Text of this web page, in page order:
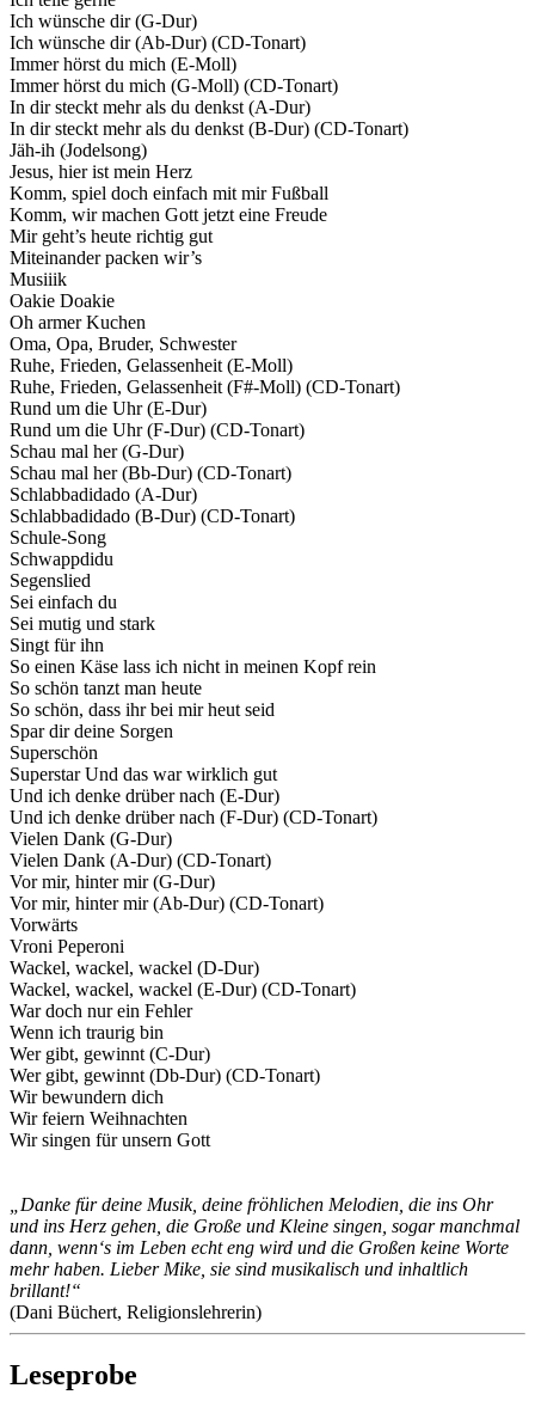
Ich wünsche dir (G-Dur)
Ich wünsche dir (Ab-Dur) (CD-Tonart)
Immer hörst du mich (E-Moll)
Immer hörst du mich (G-Moll) (CD-Tonart)
In dir steckt mehr als du denkst (A-Dur)
In dir steckt mehr als du denkst (B-Dur) (CD-Tonart)
Jäh-ih (Jodelsong)
Jesus, hier ist mein Herz
Komm, spiel doch einfach mit mir Fußball
Komm, wir machen Gott jetzt eine Freude
Mir geht’s heute richtig gut
Miteinander packen wir’s
Musiiik
Oakie Doakie
Oh armer Kuchen
Oma, Opa, Bruder, Schwester
Ruhe, Frieden, Gelassenheit (E-Moll)
Ruhe, Frieden, Gelassenheit (F#-Moll) (CD-Tonart)
Rund um die Uhr (E-Dur)
Rund um die Uhr (F-Dur) (CD-Tonart)
Schau mal her (G-Dur)
Schau mal her (Bb-Dur) (CD-Tonart)
Schlabbadidado (A-Dur)
Schlabbadidado (B-Dur) (CD-Tonart)
Schule-Song
Schwappdidu
Segenslied
Sei einfach du
Sei mutig und stark
Singt für ihn
So einen Käse lass ich nicht in meinen Kopf rein
So schön tanzt man heute
So schön, dass ihr bei mir heut seid
Spar dir deine Sorgen
Superschön
Superstar Und das war wirklich gut
Und ich denke drüber nach (E-Dur)
Und ich denke drüber nach (F-Dur) (CD-Tonart)
Vielen Dank (G-Dur)
Vielen Dank (A-Dur) (CD-Tonart)
Vor mir, hinter mir (G-Dur)
Vor mir, hinter mir (Ab-Dur) (CD-Tonart)
Vorwärts
Vroni Peperoni
Wackel, wackel, wackel (D-Dur)
Wackel, wackel, wackel (E-Dur) (CD-Tonart)
War doch nur ein Fehler
Wenn ich traurig bin
Wer gibt, gewinnt (C-Dur)
Wer gibt, gewinnt (Db-Dur) (CD-Tonart)
Wir bewundern dich
Wir feiern Weihnachten
Wir singen für unsern Gott
„Danke für deine Musik, deine fröhlichen Melodien, die ins Ohr
und ins Herz gehen, die Große und Kleine singen, sogar manchmal
dann, wenn‘s im Leben echt eng wird und die Großen keine Worte
mehr haben. Lieber Mike, sie sind musikalisch und inhaltlich
brillant!“
(Dani Büchert, Religionslehrerin)
Leseprobe